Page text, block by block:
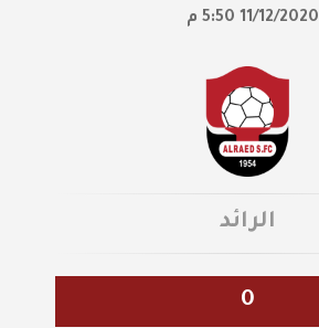
11/12/2020
الرائد
0